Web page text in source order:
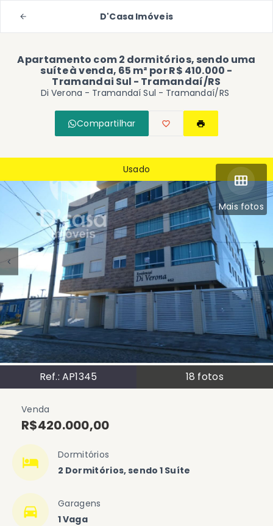
D'Casa Imóveis
Apartamento com 2 dormitórios, sendo uma
suíte à venda, 65 m² por R$ 410.000 -
Tramandai Sul - Tramandaí/RS
Di Verona - Tramandaí Sul - Tramandaí/RS
Compartilhar
Mais fotos
Ref.: AP1345 18 fotos
Usado
Venda
R$420.000,00
Dormitórios
2 Dormitórios, sendo 1 Suíte
Garagens
1 Vaga